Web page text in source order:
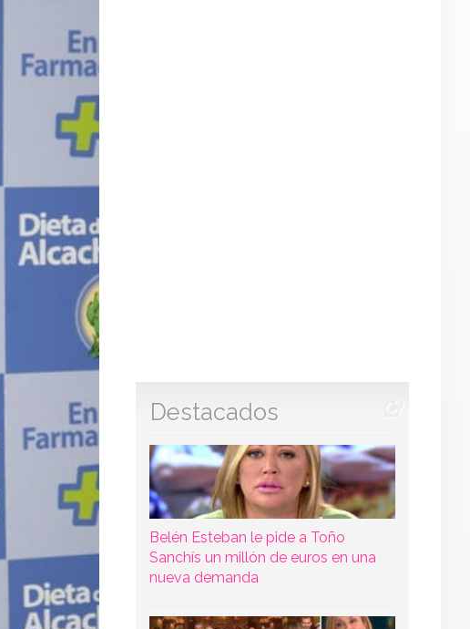
Destacados
Belén Esteban le pide a Toño
Sanchís un millón de euros en una
nueva demanda